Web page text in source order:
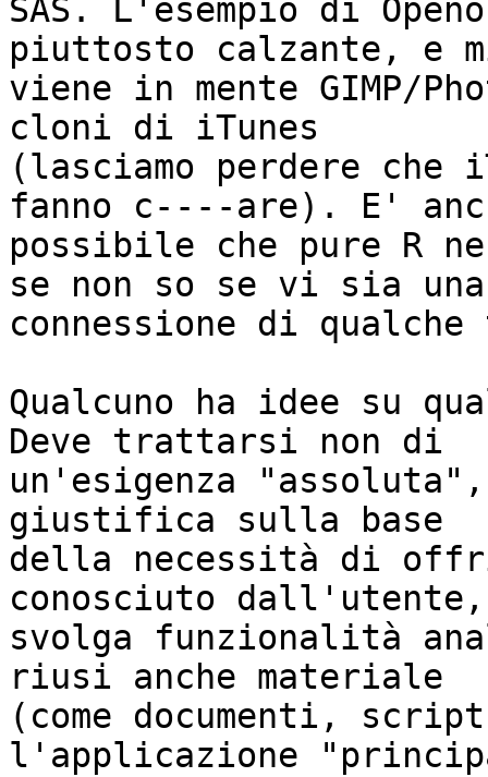
SAS. L'esempio di
piuttosto calzante, e
viene in mente GIMP/
cloni di iTunes
(lasciamo perdere
fanno c----are). E'
possibile che pure R
se non so se vi sia una
connessione di
Qualcuno ha idee su
Deve trattarsi non di
un'esigenza
giustifica sulla base
della necessità di
conosciuto dall'utente,
svolga funzionalità
riusi anche materiale
(come documenti,
l'applicazione